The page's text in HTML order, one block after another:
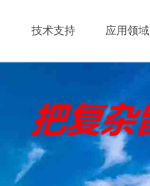
技术支持 应用领域